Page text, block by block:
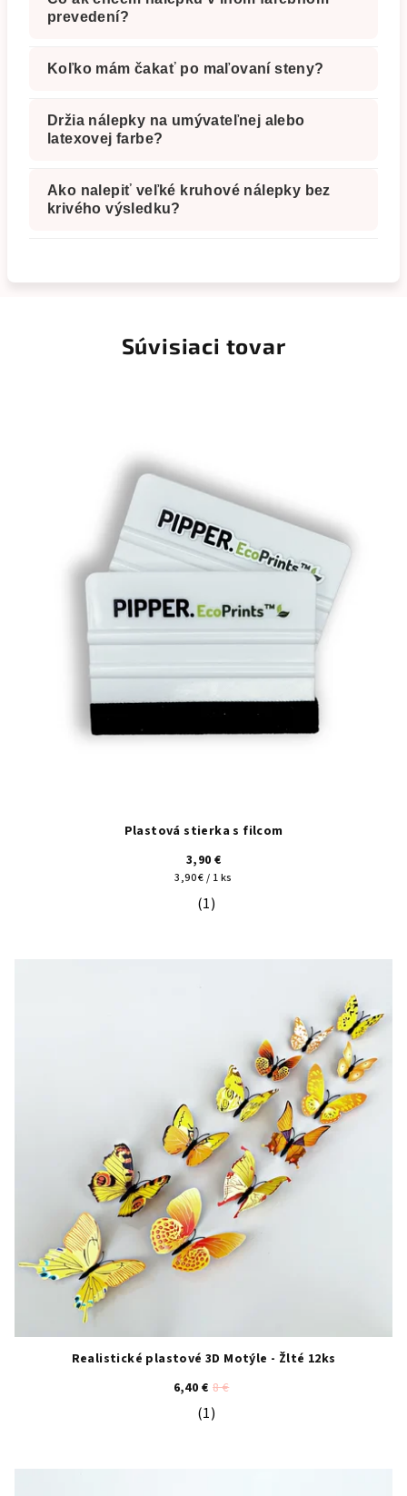
prevedení?
Koľko mám čakať po maľovaní steny?
Držia nálepky na umývateľnej alebo
latexovej farbe?
Ako nalepiť veľké kruhové nálepky bez
krivého výsledku?
Súvisiaci tovar
Plastová stierka s filcom
3,90 €
Jednotková
cena:
3,90 € / 1 ks
Priemerné hodnotenie produktu
(1)
Realistické plastové 3D Motýle - Žlté 12ks
6,40 € 8 €
Priemerné hodnotenie produktu
(1)